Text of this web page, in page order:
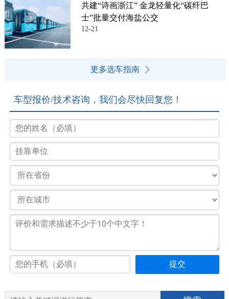
共建“诗画浙江” 金龙轻量化“碳纤巴
士”批量交付海盐公交
12-21
更多选车指南
车型报价/技术咨询，我们会尽快回复您！